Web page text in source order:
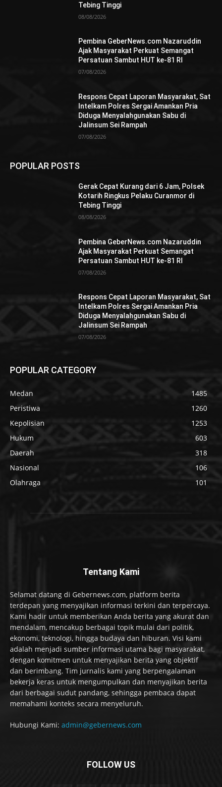
Tebing Tinggi
08/08/2026
Pembina GeberNews.com Nazaruddin
Ajak Masyarakat Perkuat Semangat
Persatuan Sambut HUT ke-81 RI
07/08/2026
Respons Cepat Laporan Masyarakat, Sat
Intelkam Polres Sergai Amankan Pria
Diduga Menyalahgunakan Sabu di
Jalinsum Sei Rampah
07/08/2026
POPULAR POSTS
Gerak Cepat Kurang dari 6 Jam, Polsek
Kotarih Ringkus Pelaku Curanmor di
Tebing Tinggi
08/08/2026
Pembina GeberNews.com Nazaruddin
Ajak Masyarakat Perkuat Semangat
Persatuan Sambut HUT ke-81 RI
07/08/2026
Respons Cepat Laporan Masyarakat, Sat
Intelkam Polres Sergai Amankan Pria
Diduga Menyalahgunakan Sabu di
Jalinsum Sei Rampah
07/08/2026
POPULAR CATEGORY
Medan
1485
Peristiwa
1260
Kepolisian
1253
Hukum
603
Daerah
318
Nasional
106
Olahraga
101
Tentang Kami
Selamat datang di Gebernews.com, platform berita
terdepan yang menyajikan informasi terkini dan terpercaya.
Kami hadir untuk memberikan Anda berita yang akurat dan
mendalam, mencakup berbagai topik mulai dari politik,
ekonomi, teknologi, hingga budaya dan hiburan. Visi kami
adalah menjadi sumber informasi utama bagi masyarakat,
dengan komitmen untuk menyajikan berita yang objektif
dan berimbang. Tim jurnalis kami yang berpengalaman
bekerja keras untuk mengumpulkan dan menyajikan berita
dari berbagai sudut pandang, sehingga pembaca dapat
memahami konteks secara menyeluruh.
Hubungi Kami: admin@gebernews.com
FOLLOW US